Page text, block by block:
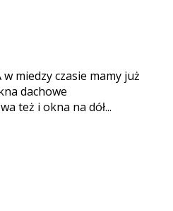
miedzy czasie mamy już
dachowe
też i okna na dół...